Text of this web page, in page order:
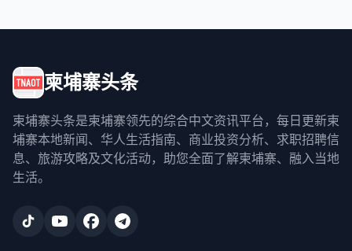
柬埔寨头条
柬埔寨头条是柬埔寨领先的综合中文资讯平台，每日更新柬
埔寨本地新闻、华人生活指南、商业投资分析、求职招聘信
息、旅游攻略及文化活动，助您全面了解柬埔寨、融入当地
生活。